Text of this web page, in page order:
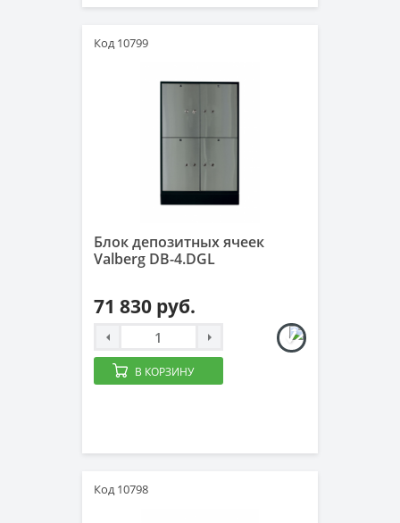
Код 10799
Блок депозитных ячеек
Valberg DB-4.DGL
71 830 руб.
В КОРЗИНУ
Код 10798